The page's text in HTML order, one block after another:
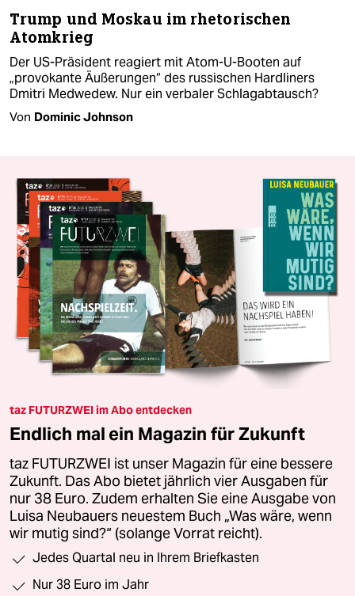
Trump und Moskau im rhetorischen
Atomkrieg
Der US-Präsident reagiert mit Atom-U-Booten auf
„provokante Äußerungen“ des russischen Hardliners
Dmitri Medwedew. Nur ein verbaler Schlagabtausch?
Von Dominic Johnson
taz FUTURZWEI im Abo entdecken
Endlich mal ein Magazin für Zukunft
taz FUTURZWEI ist unser Magazin für eine bessere
Zukunft. Das Abo bietet jährlich vier Ausgaben für
nur 38 Euro. Zudem erhalten Sie eine Ausgabe von
Luisa Neubauers neuestem Buch „Was wäre, wenn
wir mutig sind?“ (solange Vorrat reicht).
Jedes Quartal neu in Ihrem Briefkasten
Nur 38 Euro im Jahr